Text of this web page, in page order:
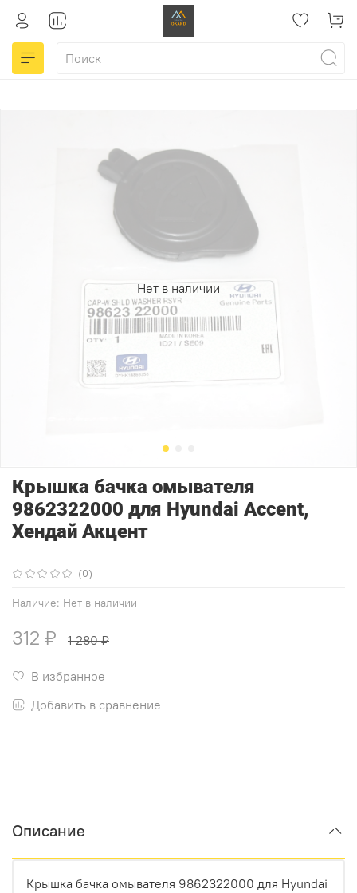
Нет в наличии
(0)
Наличие: Нет в наличии
Крышка бачка омывателя
9862322000 для Hyundai Accent,
Хендай Акцент
312 ₽ 1 280 ₽
В избранное
Добавить в сравнение
Описание
Крышка бачка омывателя 9862322000 для Hyundai